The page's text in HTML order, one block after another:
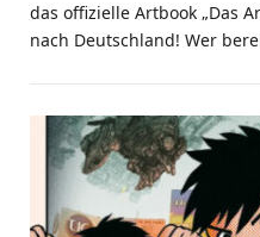
das offizielle Artbook „Das
nach Deutschland! Wer